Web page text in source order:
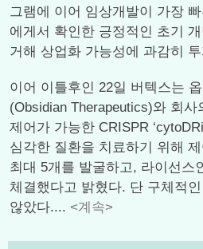
그램에 이어 임상개발이 가장
에게서 확인한 긍정적인 초기
거해 상업화 가능성에 과감히
이어 이틀후인 22일 버텍스는
(Obsidian Therapeutics)와 회사
제어가 가능한 CRISPR
심각한 질환을 치료하기 위해
최대 5개를 발굴하고, 라이선스
체결했다고 밝혔다. 단 구체적
않았다.... <계속>